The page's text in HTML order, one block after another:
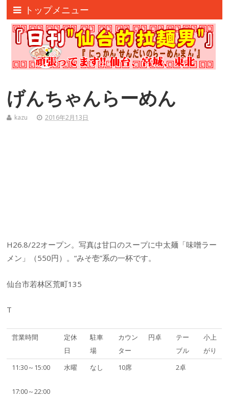
トップメニュー
げんちゃんらーめん
kazu 2016年2月13日
H26.8/22オープン。写真は甘口のスープに中太麺「味噌ラー
メン」（550円）。“みそ壱”系の一杯です。
仙台市若林区荒町135
T
営業時間
定休
日
駐車
場
カウン
ター
円卓
テー
ブル
小上
がり
11:30～15:00
17:00～22:00
水曜 なし 10席 2卓